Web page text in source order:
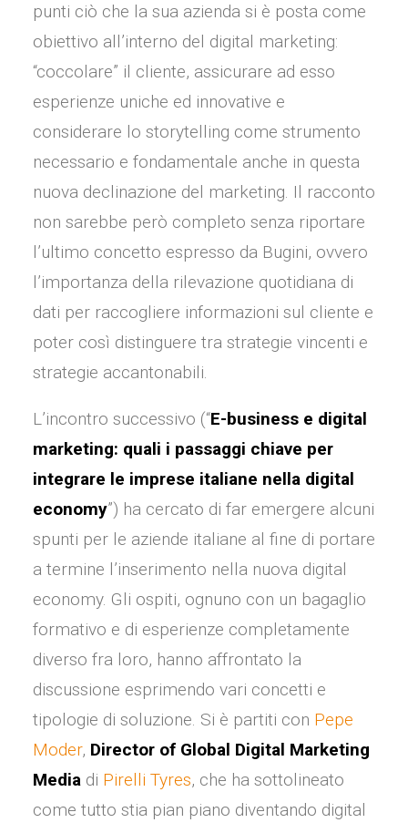
punti ciò che la sua azienda si è posta come
obiettivo all’interno del digital marketing:
“coccolare” il cliente, assicurare ad esso
esperienze uniche ed innovative e
considerare lo storytelling come strumento
necessario e fondamentale anche in questa
nuova declinazione del marketing. Il racconto
non sarebbe però completo senza riportare
l’ultimo concetto espresso da Bugini, ovvero
l’importanza della rilevazione quotidiana di
dati per raccogliere informazioni sul cliente e
poter così distinguere tra strategie vincenti e
strategie accantonabili.
L’incontro successivo (“E-business e digital
marketing: quali i passaggi chiave per
integrare le imprese italiane nella digital
economy”) ha cercato di far emergere alcuni
spunti per le aziende italiane al fine di portare
a termine l’inserimento nella nuova digital
economy. Gli ospiti, ognuno con un bagaglio
formativo e di esperienze completamente
diverso fra loro, hanno affrontato la
discussione esprimendo vari concetti e
tipologie di soluzione. Si è partiti con Pepe
Moder, Director of Global Digital Marketing
Media di Pirelli Tyres, che ha sottolineato
come tutto stia pian piano diventando digital